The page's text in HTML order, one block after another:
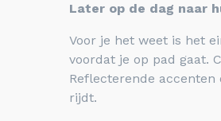
Later op de dag naar
Voor je het weet is het
voordat je op pad gaat.
Reflecterende
rijdt.